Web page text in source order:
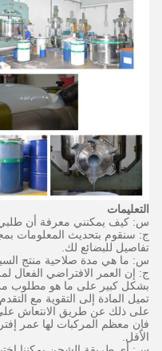
التعليمات
س: كيف يمكنني معرفة أن طلبي
ج: سنقوم بتحديث المعلومات
تفاصيل للبضائع لك.
س: ما هي مدة صلاحية منتج
ج: إن العمر الافتراضي الفعال
بشكل كبير على ما هو مطلوب
تميل المادة إلى التقوية مع
على ذلك عن طريق الانتعاش
الأقل.